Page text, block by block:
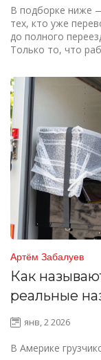
В подборке ниже
тех, кто уже
до полного
Только то, что
Артём Забалуев
Как
реальные
отличаются
янв, 2 2026
В Америке